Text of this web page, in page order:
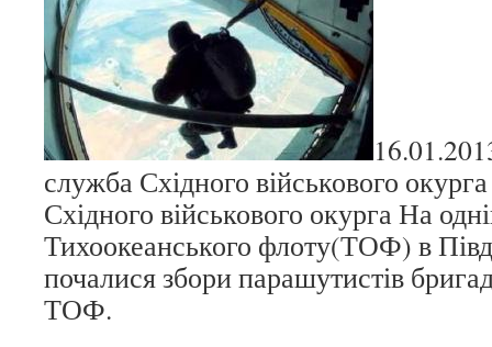
служба Східного військового
Східного військового окурга На
Тихоокеанського флоту(ТОФ) в
почалися збори парашутистів
ТОФ.